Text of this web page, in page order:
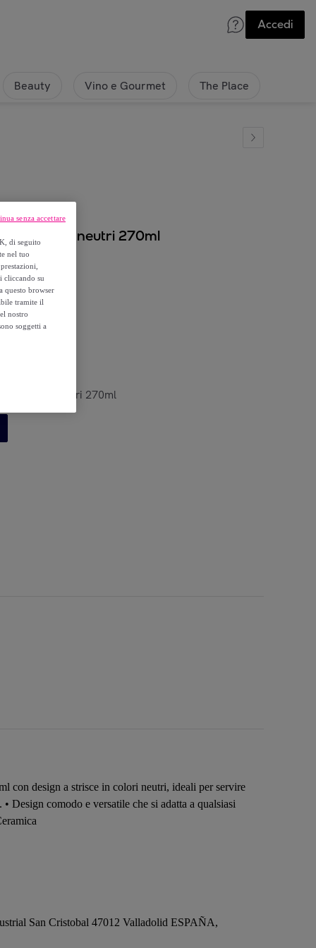
Accedi
Beauty Vino e Gourmet The Place
4 colori neutri 270ml
4 colori neutri 270ml
con design a strisce in colori neutri, ideali per servire
Design comodo e versatile che si adatta a qualsiasi
San Cristobal 47012 Valladolid ESPAÑA,
di seguito
nel tuo
cliccando su
questo browser
tramite il
nostro
soggetti a
senza accettare